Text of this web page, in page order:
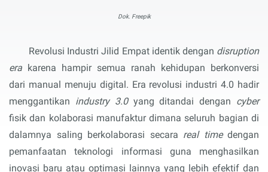
Dok. Freepik
Revolusi Industri Jilid Empat identik dengan disruption
era karena hampir semua ranah kehidupan berkonversi
dari manual menuju digital. Era revolusi industri 4.0 hadir
menggantikan industry 3.0 yang ditandai dengan
cyber
fisik dan kolaborasi manufaktur dimana seluruh bagian di
dalamnya saling berkolaborasi secara real time dengan
pemanfaatan teknologi informasi guna menghasilkan
inovasi baru atau optimasi lainnya yang lebih efektif dan